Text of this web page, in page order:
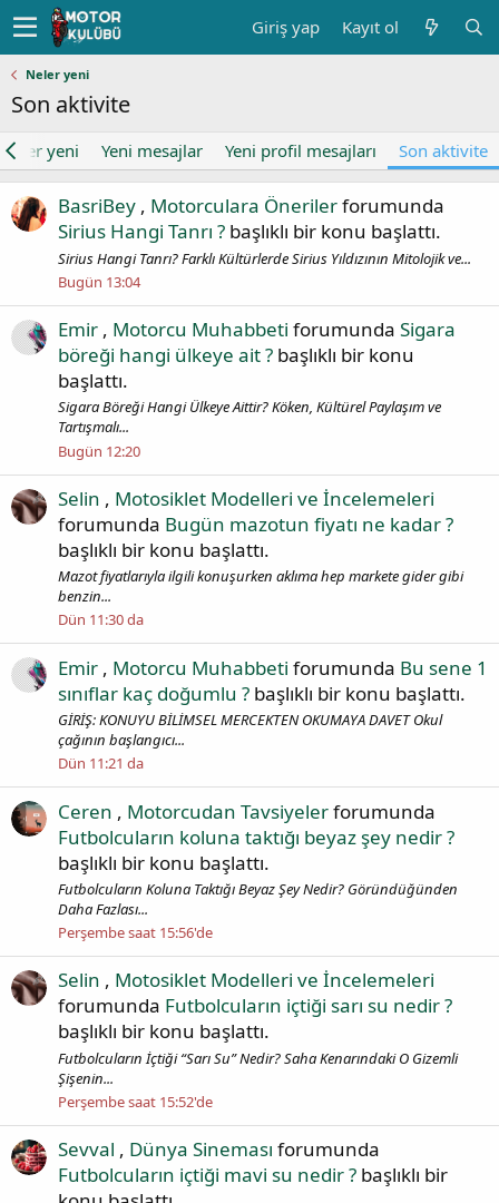
Giriş yap Kayıt ol
Neler yeni
Son aktivite
Neler yeni Yeni mesajlar Yeni profil mesajları Son aktivite
BasriBey , Motorculara Önerilerforumunda
Sirius Hangi Tanrı ? başlıklı bir konu başlattı.
Sirius Hangi Tanrı? Farklı Kültürlerde Sirius Yıldızının Mitolojik ve...
Bugün 13:04
Emir , Motorcu Muhabbeti forumunda Sigara
böreği hangi ülkeye ait ? başlıklı bir konu
başlattı.
Sigara Böreği Hangi Ülkeye Aittir? Köken, Kültürel Paylaşım ve
Tartışmalı...
Bugün 12:20
Selin , Motosiklet Modelleri ve İncelemeleri
forumunda Bugün mazotun fiyatı ne kadar ?
başlıklı bir konu başlattı.
Mazot fiyatlarıyla ilgili konuşurken aklıma hep markete gider gibi
benzin...
Dün 11:30 da
Emir , Motorcu Muhabbeti forumunda Bu sene 1
sınıflar kaç doğumlu ? başlıklı bir konu başlattı.
GİRİŞ: KONUYU BİLİMSEL MERCEKTEN OKUMAYA DAVET Okul
çağının başlangıcı...
Dün 11:21 da
Ceren , Motorcudan Tavsiyelerforumunda
Futbolcuların koluna taktığı beyaz şey nedir ?
başlıklı bir konu başlattı.
Futbolcuların Koluna Taktığı Beyaz Şey Nedir? Göründüğünden
Daha Fazlası...
Perşembe saat 15:56'de
Selin , Motosiklet Modelleri ve İncelemeleri
forumunda Futbolcuların içtiği sarı su nedir ?
başlıklı bir konu başlattı.
Futbolcuların İçtiği “Sarı Su” Nedir? Saha Kenarındaki O Gizemli
Şişenin...
Perşembe saat 15:52'de
Sevval , Dünya Sineması forumunda
Futbolcuların içtiği mavi su nedir ? başlıklı bir